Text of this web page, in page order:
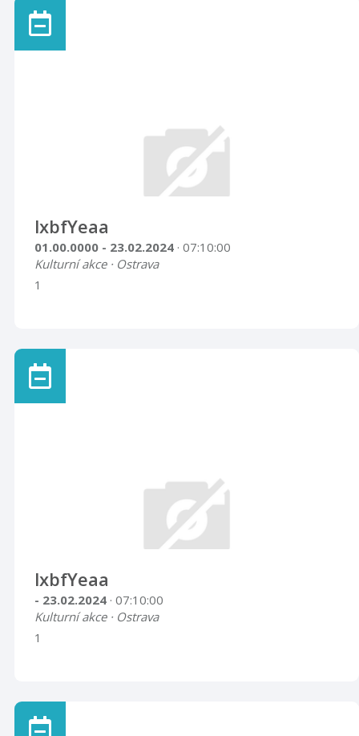
lxbfYeaa
01.00.0000 - 23.02.2024 · 07:10:00
Kulturní akce · Ostrava
1
lxbfYeaa
- 23.02.2024 · 07:10:00
Kulturní akce · Ostrava
1